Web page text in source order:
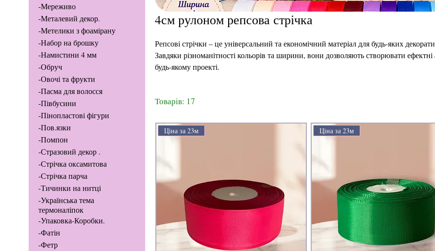
-Мереживо
-Металевий декор.
-Метелики з фоамірану
-Набор на брошку
-Намистини 4 мм
-Обруч
-Овочі та фрукти
-Пасма для волосся
-Півбусини
-Пінопластові фігури
-Пов.язки
-Помпон
-Стразовий декор .
-Стрічка оксамитова
-Стрічка парча
-Тичинки на нитці
-Українська тема
термоналіпок
-Упаковка-Коробки.
-Фатін
-Фетр
4см рулоном репсова стрічка
Репсові стрічки – це універсальний та економічний матеріал для будь-яких
Завдяки різноманітності кольорів та ширини, вони дозволяють створювати
будь-якому проекті.
Товарів: 17
Ціна за 23м Ціна за 23м